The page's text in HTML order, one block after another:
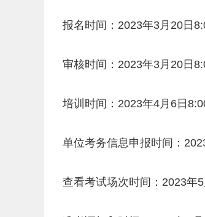
报名时间：2023年3月20日
审核时间：2023年3月20日
培训时间：2023年4月6日
单位考务信息申报时间：
查看考试场次时间：2023年